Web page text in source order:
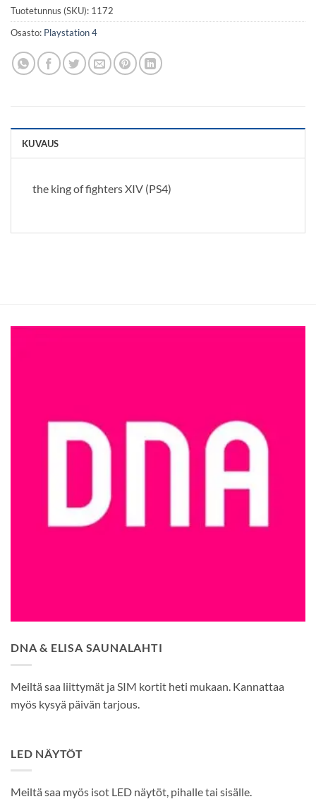
Tuotetunnus (SKU): 1172
Osasto: Playstation 4
KUVAUS
the king of fighters XIV (PS4)
DNA & ELISA SAUNALAHTI
Meiltä saa liittymät ja SIM kortit heti mukaan. Kannattaa
myös kysyä päivän tarjous.
LED NÄYTÖT
Meiltä saa myös isot LED näytöt, pihalle tai sisälle.